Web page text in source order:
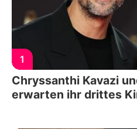
1
Chryssanthi Kavazi
erwarten ihr drittes